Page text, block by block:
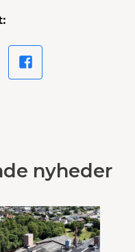
nyheder